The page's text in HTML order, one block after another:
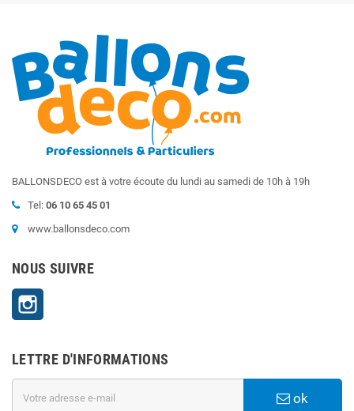
BALLONSDECO est à votre écoute du lundi au samedi de 10h à 19h
Tel: 06 10 65 45 01
www.ballonsdeco.com
NOUS SUIVRE
LETTRE D'INFORMATIONS
ok